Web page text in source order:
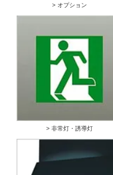
> オプション
> 非常灯・誘導灯